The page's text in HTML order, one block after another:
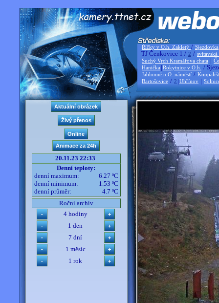
Říčky v O.h. Zakletý / Sjezdovka
TJ Čenkovice 1 / 2 / svitavská
Suchý Vrch Kramářova chata |
Hanička |Rokytnice v O.h. /
Jablonné n O. náměstí /
Bartošovice / 2 |Uhřínov |
20.11.23 22:33
Denní teploty:
denní maximum:
6.27 ºC
denní minimum:
1.53 ºC
denní průměr:
4.7 ºC
Roční archiv
4 hodiny
1 den
7 dní
1 měsíc
1 rok